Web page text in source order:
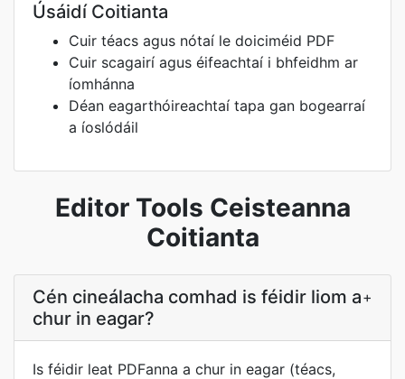
Úsáidí Coitianta
Cuir téacs agus nótaí le doiciméid PDF
Cuir scagairí agus éifeachtaí i bhfeidhm ar
íomhánna
Déan eagarthóireachtaí tapa gan bogearraí
a íoslódáil
Editor Tools Ceisteanna
Coitianta
Cén cineálacha comhad is féidir liom a
chur in eagar?
+
Is féidir leat PDFanna a chur in eagar (téacs,